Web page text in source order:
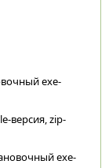
exe-
версия, zip-
exe-